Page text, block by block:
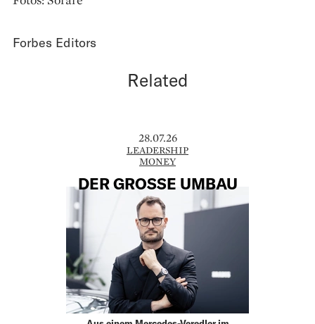
Forbes Editors
Related
28.07.26
LEADERSHIP
MONEY
DER GROSSE UMBAU